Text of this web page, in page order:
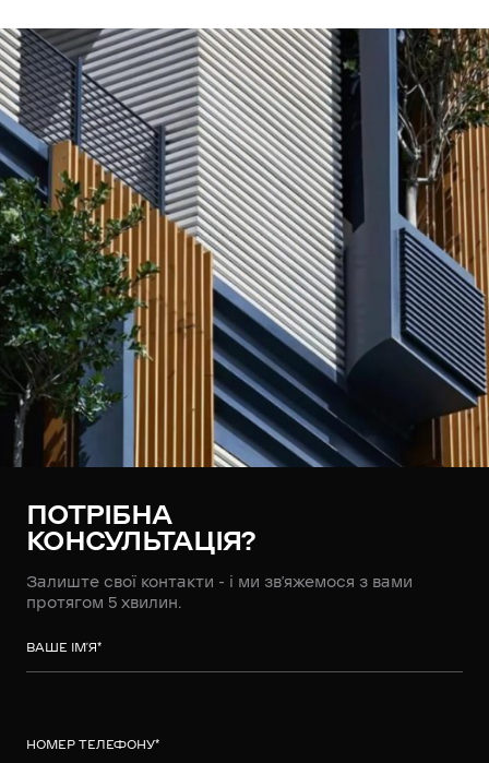
ПОТРІБНА
КОНСУЛЬТАЦІЯ?
Залиште свої контакти - і ми зв’яжемося з вами
протягом 5 хвилин.
ВАШЕ ІМ’Я*
НОМЕР ТЕЛЕФОНУ*